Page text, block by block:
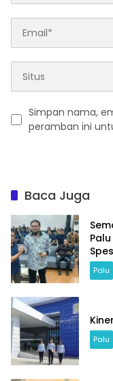
Simpan nama,
peramban ini
Baca Juga
Palu
Palu